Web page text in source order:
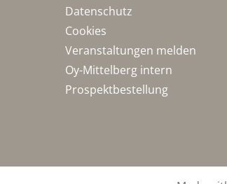
Datenschutz
Cookies
Veranstaltungen melden
Oy-Mittelberg intern
Prospektbestellung